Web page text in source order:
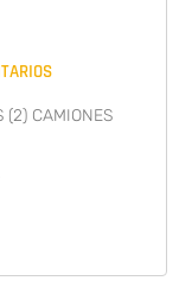
(2) CAMIONES